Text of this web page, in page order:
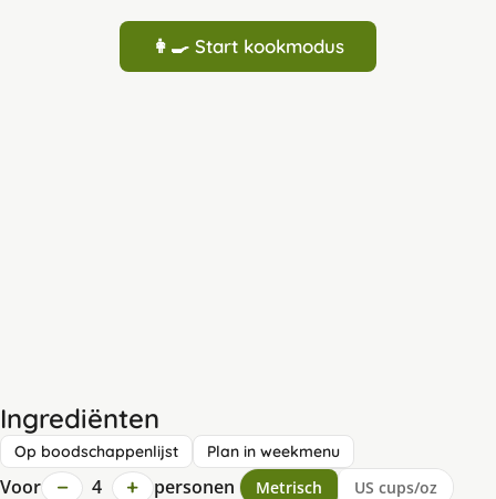
👩‍🍳 Start kookmodus
Ingrediënten
Op boodschappenlijst Plan in weekmenu
Voor − 4 + personen Metrisch US cups/oz